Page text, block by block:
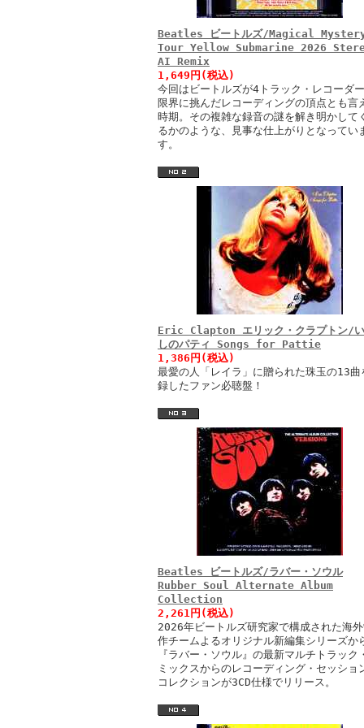
Beatles ビートルズ/Magical
Tour Yellow Submarine 2026
AI Remix
1,649円(税込)
今回はビートルズが4トラック・レコーダ
限界に挑んだレコーディングの頂点とも言
時期。その複雑な録音の謎を解き明かして
るかのような、見事な仕上がりとなってい
す。
Eric Clapton エリック・クラプトン/い
しのパティ Songs for Pattie
1,386円(税込)
最愛の人「レイラ」に贈られた珠玉の13曲
録したファン必聴盤！
Beatles ビートルズ/ラバー・ソウル
Rubber Soul Alternate Album
Collection
2,261円(税込)
2026年ビートルズ研究家で構成された海外
作チームよるオリジナル新編集シリーズか
『ラバー・ソウル』の最新マルチトラック
ミックスからのレコーディング・セッショ
コレクションが3CD仕様でリリース。